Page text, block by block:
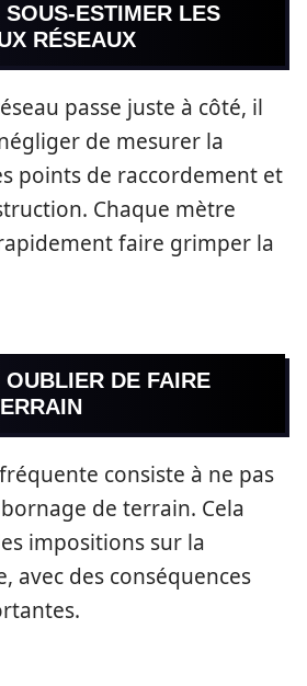
SOUS-ESTIMER LES
RÉSEAUX
passe juste à côté, il
de mesurer la
points de raccordement et
Chaque mètre
faire grimper la
OUBLIER DE FAIRE
consiste à ne pas
de terrain. Cela
impositions sur la
avec des conséquences